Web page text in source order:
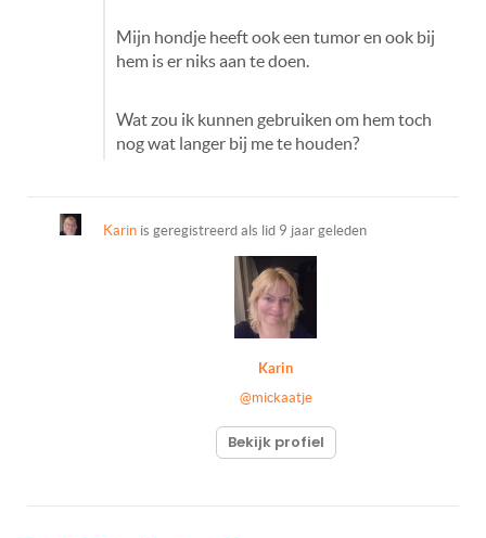
Mijn hondje heeft ook een tumor en ook bij
hem is er niks aan te doen.
Wat zou ik kunnen gebruiken om hem toch
nog wat langer bij me te houden?
Karin is geregistreerd als lid 9 jaar geleden
Karin
@mickaatje
Bekijk profiel